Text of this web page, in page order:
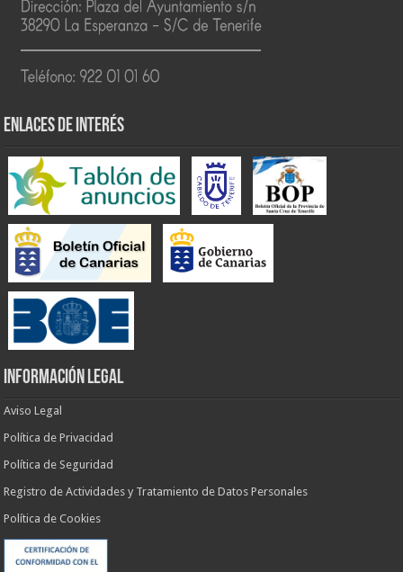
ENLACES DE INTERÉS
INFORMACIÓN LEGAL
Aviso Legal
Política de Privacidad
Política de Seguridad
Registro de Actividades y Tratamiento de Datos Personales
Política de Cookies